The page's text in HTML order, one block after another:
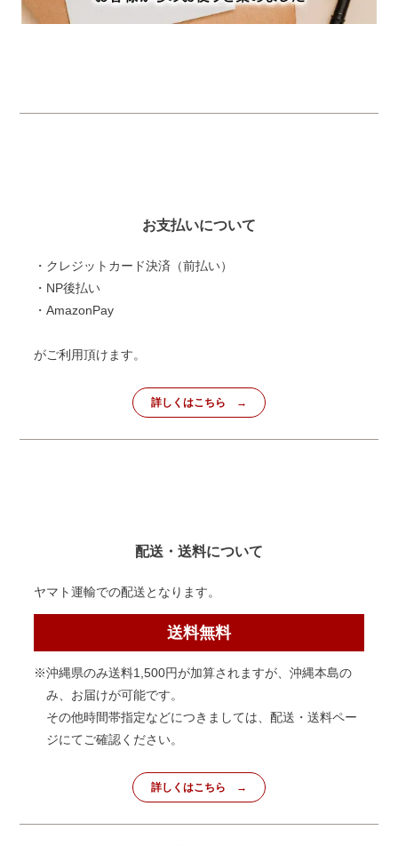
お支払いについて
・クレジットカード決済（前払い）
・NP後払い
・AmazonPay
がご利用頂けます。
詳しくはこちら
配送・送料について
ヤマト運輸での配送となります。
送料無料
※沖縄県のみ送料1,500円が加算されますが、沖縄本島の
み、お届けが可能です。
その他時間帯指定などにつきましては、配送・送料ペー
ジにてご確認ください。
詳しくはこちら